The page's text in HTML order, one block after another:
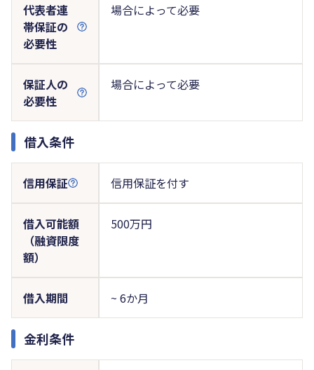
代表者連
帯保証の
必要性
場合によって必要
保証人の
必要性
場合によって必要
借入条件
信用保証 信用保証を付す
借入可能額
（融資限度
額）
500万円
借入期間 ~ 6か月
金利条件